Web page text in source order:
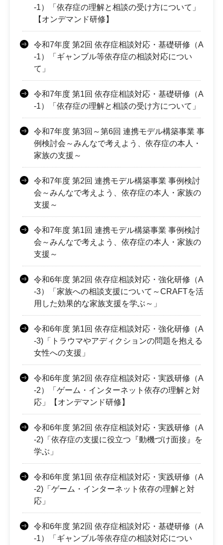
-1）「依存症の理解と相談の受け方について」
【オンデマンド研修】
令和7年度 第2回 依存症相談対応・基礎研修（A
-1）「ギャンブル等依存症の相談対応につい
て」
令和7年度 第1回 依存症相談対応・基礎研修（A
-1）「依存症の理解と相談の受け方について」
令和7年度 第3回～第6回 連携モデル構築事業 事
例検討会～みんなで考えよう、依存症の本人・
家族の支援～
令和7年度 第2回 連携モデル構築事業 事例検討
会～みんなで考えよう、依存症の本人・家族の
支援～
令和7年度 第1回 連携モデル構築事業 事例検討
会～みんなで考えよう、依存症の本人・家族の
支援～
令和6年度 第2回 依存症相談対応・強化研修（A
-3）「家族への相談支援について～CRAFTを活
用した効果的な家族支援を学ぶ～」
令和6年度 第1回 依存症相談対応・強化研修（A
-3)「トラウマやアディクションの問題を抱える
女性への支援」
令和6年度 第2回 依存症相談対応・実践研修（A
-2）「ゲーム・インターネット依存の理解と対
応」【オンデマンド研修】
令和6年度 第2回 依存症相談対応・実践研修（A
-2)「依存症の支援に役立つ『動機づけ面接』を
学ぶ」
令和6年度 第1回 依存症相談対応・実践研修（A
-2)「ゲーム・インターネット依存の理解と対
応」
令和6年度 第2回 依存症相談対応・基礎研修（A
-1）「ギャンブル等依存症の相談対応につい